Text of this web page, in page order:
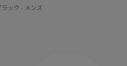
ック - メンズ